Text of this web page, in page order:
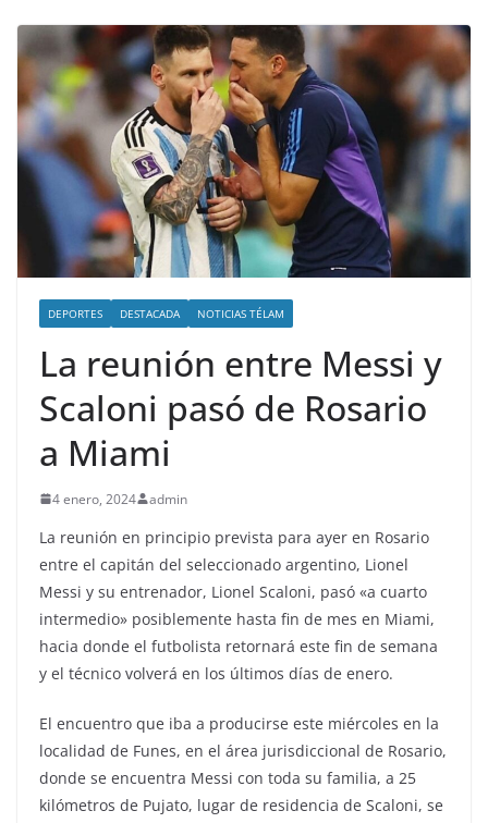
DEPORTES DESTACADA NOTICIAS TÉLAM
La reunión entre Messi y
Scaloni pasó de Rosario
a Miami
4 enero, 2024 admin
La reunión en principio prevista para ayer en Rosario
entre el capitán del seleccionado argentino, Lionel
Messi y su entrenador, Lionel Scaloni, pasó «a cuarto
intermedio» posiblemente hasta fin de mes en Miami,
hacia donde el futbolista retornará este fin de semana
y el técnico volverá en los últimos días de enero.
El encuentro que iba a producirse este miércoles en la
localidad de Funes, en el área jurisdiccional de Rosario,
donde se encuentra Messi con toda su familia, a 25
kilómetros de Pujato, lugar de residencia de Scaloni, se